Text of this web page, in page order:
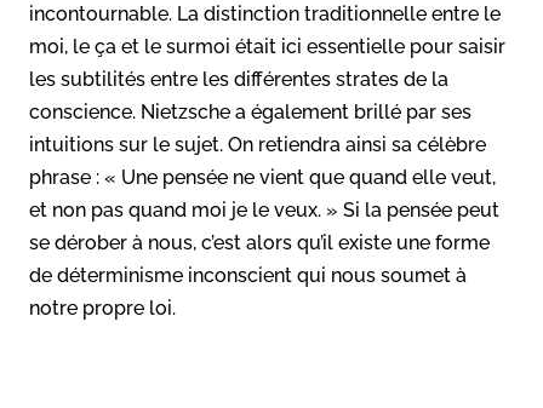
incontournable. La distinction traditionnelle entre le
moi, le ça et le surmoi était ici essentielle pour saisir
les subtilités entre les différentes strates de la
conscience. Nietzsche a également brillé par ses
intuitions sur le sujet. On retiendra ainsi sa célèbre
phrase : « Une pensée ne vient que quand elle veut,
et non pas quand moi je le veux. » Si la pensée peut
se dérober à nous, c’est alors qu’il existe une forme
de déterminisme inconscient qui nous soumet à
notre propre loi.